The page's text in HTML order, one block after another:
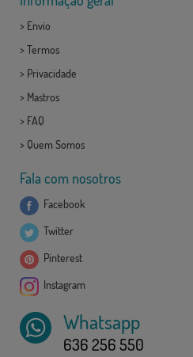
> Envio
> Termos
> Privacidade
> Mastros
> FAQ
> Quem Somos
Fala com nosotros
Facebook
Twitter
Pinterest
Instagram
Whatsapp
636 256 550